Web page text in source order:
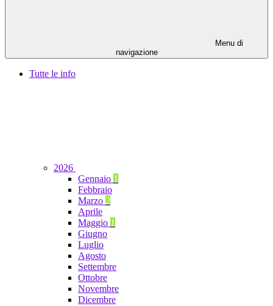
Menu di
navigazione
Tutte le info
2026
Gennaio 1
Febbraio
Marzo 2
Aprile
Maggio 1
Giugno
Luglio
Agosto
Settembre
Ottobre
Novembre
Dicembre